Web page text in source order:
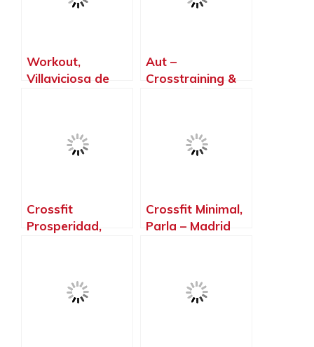
Workout,
Villaviciosa de
Aut –
Crosstraining &
Crossfit
Prosperidad,
Crossfit Minimal,
Parla – Madrid